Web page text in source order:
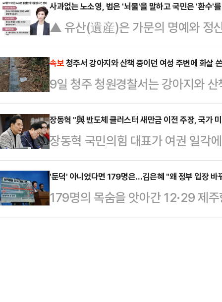
선 무효형이 이달 8일 대법원에서
안갑) 의원도 지난 총선 당시 선거
며 의원직을 상실했다.단 하루만에
되면서 오는 6월 재보궐 선거가 치
던 인천 계양을과 강훈식 대통령 비
지역구인 경기 평택…
사과없는 노소영, 법은 '뇌물'을 말하고 국민은 '환수'
▲ 유산(遺産)은 가문의 명예와 정
어떤 유산은 가문의 영광이 아니라
5공과 6공의 그림자인 '전두환·노
대통령이 기업들로부터 거둬들인
지만, 본질은 권력을 사유화해 챙긴
은 1995년 세상을 뒤흔든 뒤 30년
됐다. 이번엔 진상 규명이 아니라
아트센터…
속보청주서 강아지와 산책 중이던 여성 주변에 화살
9일 청주 청원경찰서는 강아지와
남성 두 명을 특수폭행 혐의로 불구
장동혁 "與 반도체 클러스터 새만금 이전 주장, 국가
장동혁 국민의힘 대표가 여권 일각
대해 "그저 국가의 미래를 팔아서
적 선동에 불과하다"고 일갈했다.
닉스 공사 현장에서 "최근 이재명
안되는 명분을 내세워 용인 반도체
'둔덕' 아니었다면 179명은…김은혜 "왜 정부 입장 바
179명의 목숨을 앗아간 12·29 제
제공항의 콘크리트 소재 방위각 시